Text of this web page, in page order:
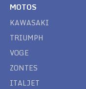
MOTOS
KAWASAKI
TRIUMPH
VOGE
ZONTES
ITALJET